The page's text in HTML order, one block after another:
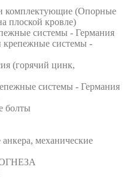
комплектующие (Опорные
плоской кровле)
системы - Германия
системы -
(горячий цинк,
системы - Германия
болты
механические
ОГНЕЗА